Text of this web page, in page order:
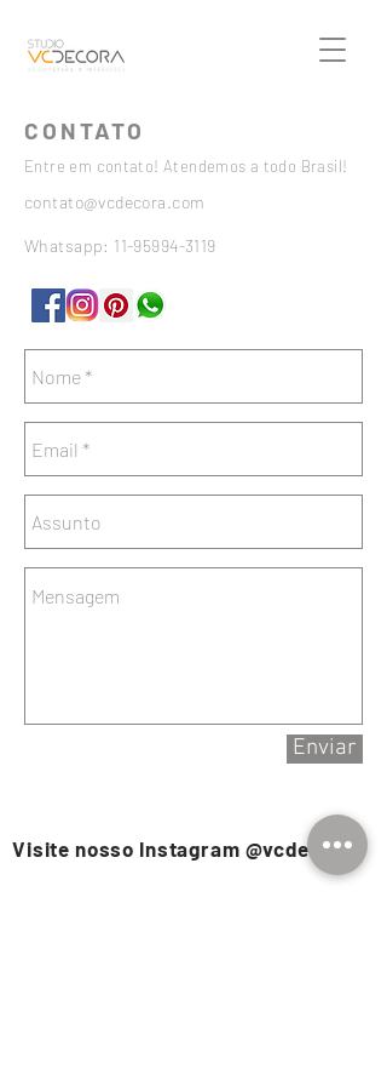
CONTATO
contato@vcdecora.com
Whatsapp: 11-95994-3119
Entre em contato! Atendemos a todo Brasil!
Enviar
Visite nosso Instagram @vcdecora